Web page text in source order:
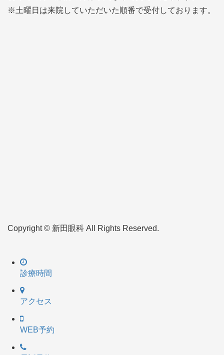
※土曜日は来院していただいた順番で受付しております。
Copyright © 新田眼科 All Rights Reserved.
診療時間
アクセス
WEB予約